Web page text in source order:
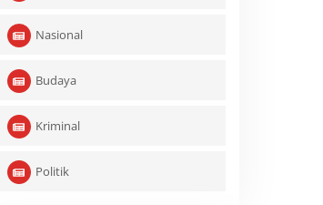
Nasional
Budaya
Kriminal
Politik